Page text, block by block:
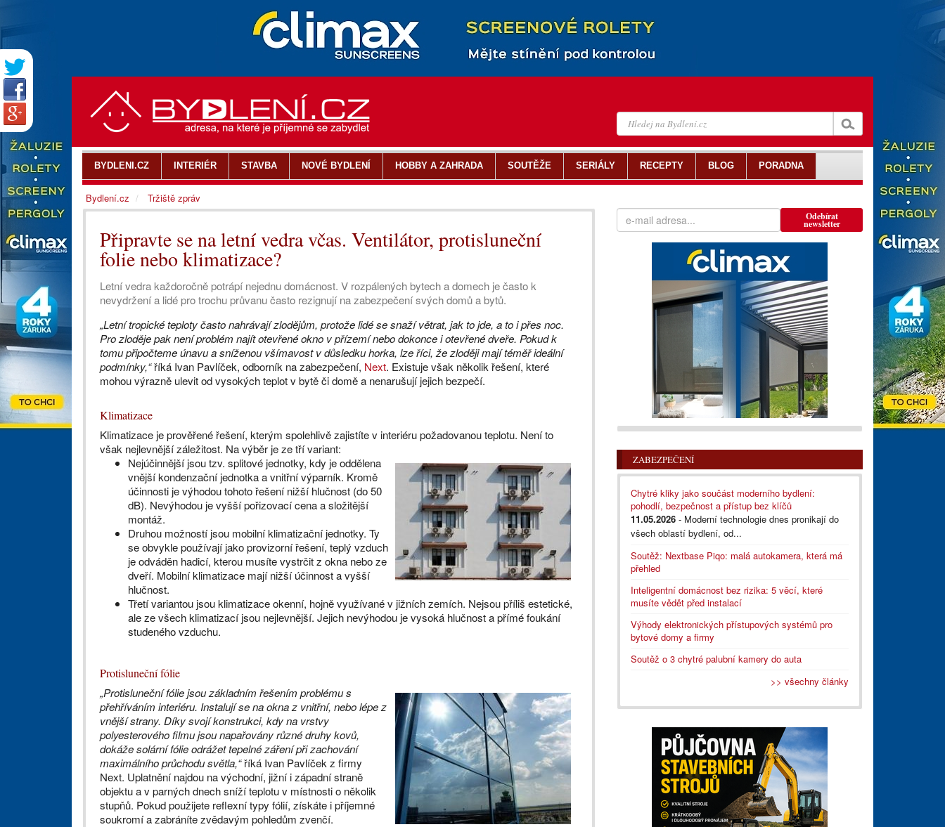
Připravte se na letní vedra včas. Ventilátor, protisluneční
folie nebo klimatizace?
Letní vedra každoročně potrápí nejednu domácnost. V rozpálených bytech a domech je často k
nevydržení a lidé pro trochu průvanu často rezignují na zabezpečení svých domů a bytů.
„Letní tropické teploty často nahrávají zlodějům, protože lidé se snaží větrat, jak to jde, a to i přes noc.
Pro zloděje pak není problém najít otevřené okno v přízemí nebo dokonce i otevřené dveře. Pokud k
tomu připočteme únavu a sníženou všímavost v důsledku horka, lze říci, že zloději mají téměř ideální
podmínky,“říká Ivan Pavlíček, odborník na zabezpečení, Next. Existuje však několik řešení, které
mohou výrazně ulevit od vysokých teplot v bytě či domě a nenarušují jejich bezpečí.
Klimatizace
Klimatizace je prověřené řešení, kterým spolehlivě zajistíte v interiéru požadovanou teplotu. Není to
však nejlevnější záležitost. Na výběr je ze tří variant:
Nejúčinnější jsou tzv. splitové jednotky, kdy je oddělena
vnější kondenzační jednotka a vnitřní výparník. Kromě
účinnosti je výhodou tohoto řešení nižší hlučnost (do 50
dB). Nevýhodou je vyšší pořizovací cena a složitější
montáž.
Druhou možností jsou mobilní klimatizační jednotky. Ty
se obvykle používají jako provizorní řešení, teplý vzduch
je odváděn hadicí, kterou musíte vystrčit z okna nebo ze
dveří. Mobilní klimatizace mají nižší účinnost a vyšší
hlučnost.
Třetí variantou jsou klimatizace okenní, hojně využívané v jižních zemích. Nejsou příliš estetické,
ale ze všech klimatizací jsou nejlevnější. Jejich nevýhodou je vysoká hlučnost a přímé foukání
studeného vzduchu.
Protisluneční fólie
„Protisluneční fólie jsou základním řešením problému s
přehříváním interiéru. Instalují se na okna z vnitřní, nebo lépe z
vnější strany. Díky svojí konstrukci, kdy na vrstvy
polyesterového filmu jsou napařovány různé druhy kovů,
dokáže solární fólie odrážet tepelné záření při zachování
maximálního průchodu světla,“říká Ivan Pavlíček z firmy
Next. Uplatnění najdou na východní, jižní i západní straně
objektu a v parných dnech sníží teplotu v místnosti o několik
stupňů. Pokud použijete reflexní typy fólií, získáte i příjemné
soukromí a zabráníte zvědavým pohledům zvenčí.
Odebírat
newsletter
ZABEZPEČENÍ
Chytré kliky jako součást moderního bydlení:
pohodlí, bezpečnost a přístup bez klíčů
11.05.2026 - Moderní technologie dnes pronikají do
všech oblastí bydlení, od...
Soutěž: Nextbase Piqo: malá autokamera, která má
přehled
Inteligentní domácnost bez rizika: 5 věcí, které
musíte vědět před instalací
Výhody elektronických přístupových systémů pro
bytové domy a firmy
Soutěž o 3 chytré palubní kamery do auta
>> všechny články
BYDLENI.CZ INTERIÉR STAVBA NOVÉ BYDLENÍ HOBBY A ZAHRADA SOUTĚŽE SERIÁLY RECEPTY BLOG PORADNA
Bydlení.cz Tržiště zpráv